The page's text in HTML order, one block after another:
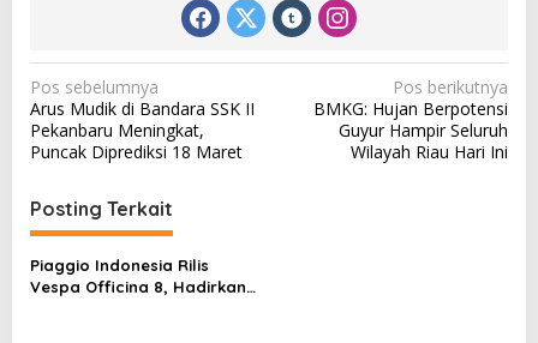
N
a
v
g
a
s
Pos sebelumnya
Arus Mudik di Bandara SSK II
Pekanbaru Meningkat,
Puncak Diprediksi 18 Maret
Pos berikutnya
BMKG: Hujan Berpotensi
Guyur Hampir Seluruh
Wilayah Riau Hari Ini
Posting Terkait
Piaggio Indonesia Rilis
Vespa Officina 8, Hadirkan